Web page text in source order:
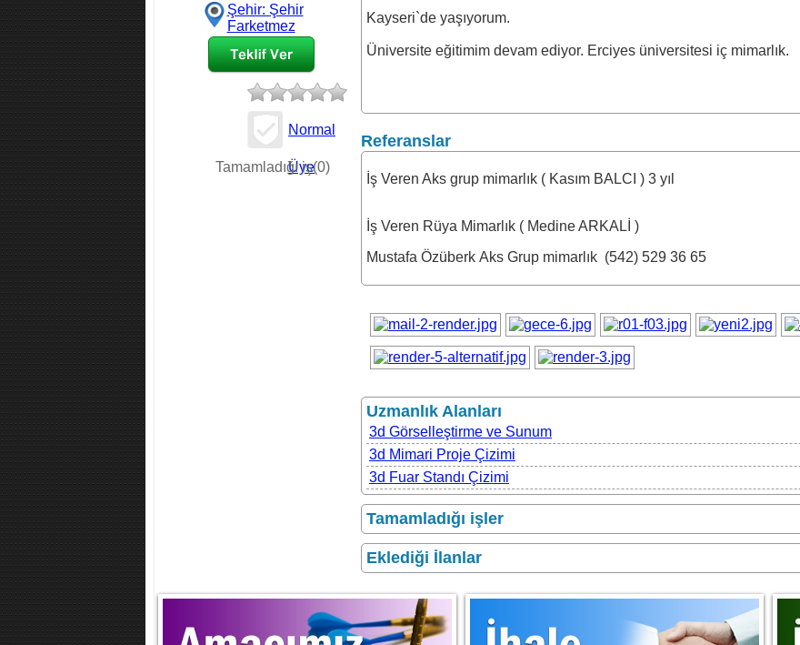
Şehir: Şehir
Farketmez
Normal
Üye
Tamamladığı iş(0)
Kayseri`de yaşıyorum.
Üniversite eğitimim devam ediyor. Erciyes üniversitesi iç mimarlık.
Referanslar
İş Veren Aks grup mimarlık ( Kasım BALCI ) 3 yıl
İş Veren Rüya Mimarlık ( Medine ARKALİ )
Mustafa Özüberk Aks Grup mimarlık (542) 529 36 65
Uzmanlık Alanları
3d Görselleştirme ve Sunum
3d Mimari Proje Çizimi
3d Fuar Standı Çizimi
Tamamladığı işler
Eklediği İlanlar